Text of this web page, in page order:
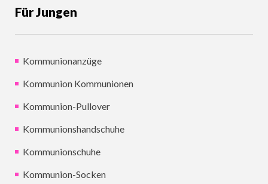
Für Jungen
Kommunionanzüge
Kommunion Kommunionen
Kommunion-Pullover
Kommunionshandschuhe
Kommunionschuhe
Kommunion-Socken